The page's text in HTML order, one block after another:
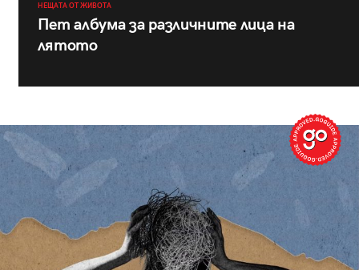
НЕЩАТА ОТ ЖИВОТА
Пет албума за различните лица на
лятото